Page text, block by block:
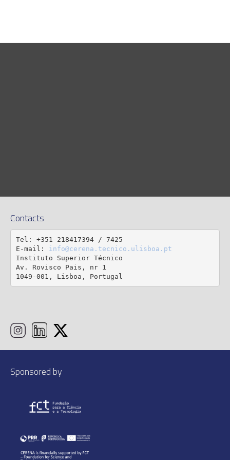
Contacts
Tel: +351 218417394 / 7425
E-mail: info@cerena.tecnico.ulisboa.pt
Instituto Superior Técnico
Av. Rovisco Pais, nr 1
1049-001, Lisboa, Portugal
Sponsored by